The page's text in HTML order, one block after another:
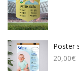
Poster
20,00€